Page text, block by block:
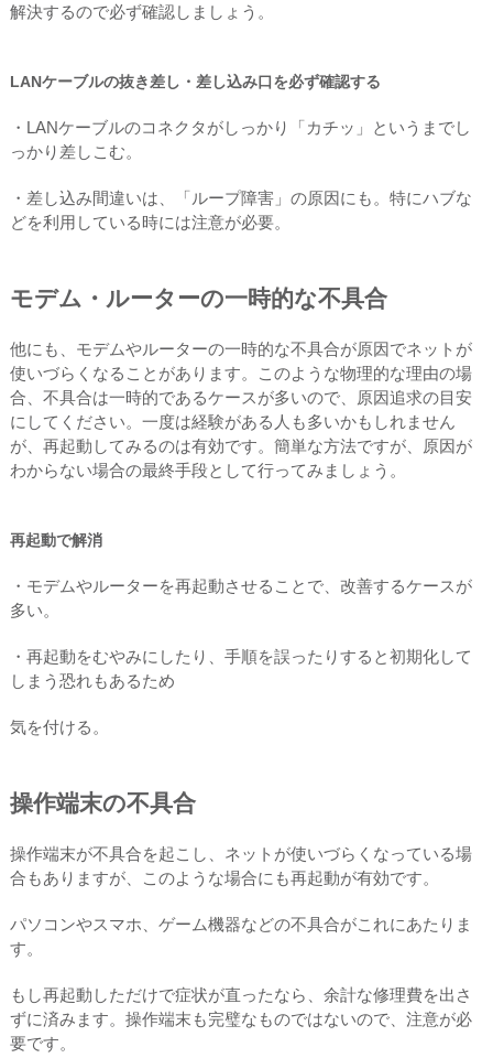
解決するので必ず確認しましょう。
LANケーブルの抜き差し・差し込み口を必ず確認する
・LANケーブルのコネクタがしっかり「カチッ」というまでし
っかり差しこむ。
・差し込み間違いは、「ループ障害」の原因にも。特にハブな
どを利用している時には注意が必要。
モデム・ルーターの一時的な不具合
他にも、モデムやルーターの一時的な不具合が原因でネットが
使いづらくなることがあります。このような物理的な理由の場
合、不具合は一時的であるケースが多いので、原因追求の目安
にしてください。一度は経験がある人も多いかもしれません
が、再起動してみるのは有効です。簡単な方法ですが、原因が
わからない場合の最終手段として行ってみましょう。
再起動で解消
・モデムやルーターを再起動させることで、改善するケースが
多い。
・再起動をむやみにしたり、手順を誤ったりすると初期化して
しまう恐れもあるため
気を付ける。
操作端末の不具合
操作端末が不具合を起こし、ネットが使いづらくなっている場
合もありますが、このような場合にも再起動が有効です。
パソコンやスマホ、ゲーム機器などの不具合がこれにあたりま
す。
もし再起動しただけで症状が直ったなら、余計な修理費を出さ
ずに済みます。操作端末も完璧なものではないので、注意が必
要です。